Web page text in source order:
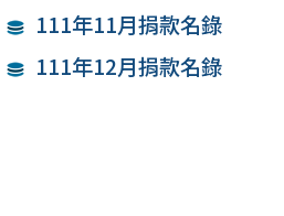
111年11月捐款名錄
111年12月捐款名錄